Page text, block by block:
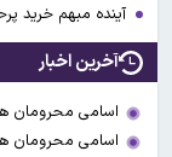
آینده مبهم خرید
آخرین اخبار
اسامی محرومان
اسامی محرومان